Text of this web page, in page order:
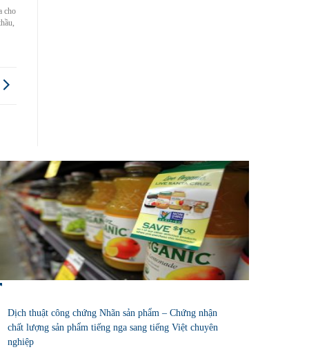
cho
Dịch thuật công chứng Nhãn sản phẩm – Chứng nhận
chất lượng sản phẩm tiếng nga sang tiếng Việt chuyên
nghiệp